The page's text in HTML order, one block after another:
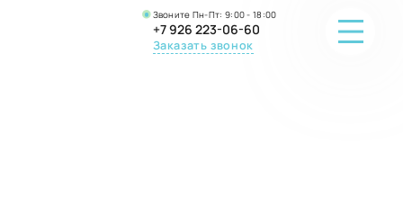
Звоните Пн-Пт: 9:00 - 18:00
+7 926 223-06-60
Заказать звонок